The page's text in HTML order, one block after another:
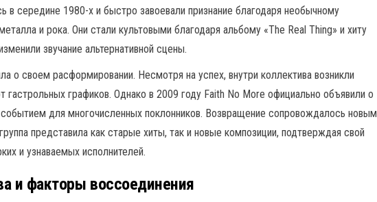
в середине 1980-х и быстро завоевали признание благодаря необычному
и рока. Они стали культовыми благодаря альбому «The Real Thing» и хиту
звучание альтернативной сцены.
о своем расформировании. Несмотря на успех, внутри коллектива возникли
гастрольных графиков. Однако в 2009 году Faith No More официально объявили о
для многочисленных поклонников. Возвращение сопровождалось новым
представила как старые хиты, так и новые композиции, подтверждая свой
и узнаваемых исполнителей.
и факторы воссоединения